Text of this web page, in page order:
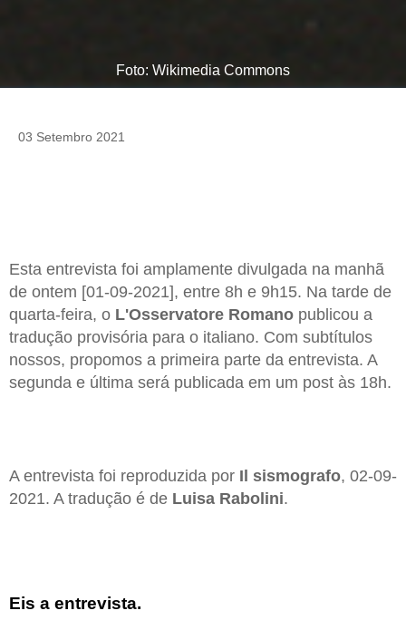
Foto: Wikimedia Commons
03 Setembro 2021
Esta entrevista foi amplamente divulgada na manhã
de ontem [01-09-2021], entre 8h e 9h15. Na tarde de
quarta-feira, o L'Osservatore Romano publicou a
tradução provisória para o italiano. Com subtítulos
nossos, propomos a primeira parte da entrevista. A
segunda e última será publicada em um post às 18h.
A entrevista foi reproduzida por Il sismografo, 02-09-
2021. A tradução é de Luisa Rabolini.
Eis a entrevista.